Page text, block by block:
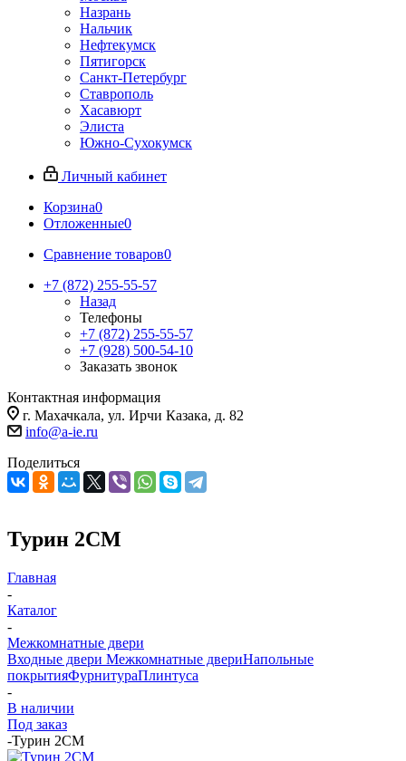
Назрань
Нальчик
Нефтекумск
Пятигорск
Санкт-Петербург
Ставрополь
Хасавюрт
Элиста
Южно-Сухокумск
Личный кабинет
Корзина0
Отложенные0
Сравнение товаров0
+7 (872) 255-55-57
Назад
Телефоны
+7 (872) 255-55-57
+7 (928) 500-54-10
Заказать звонок
Контактная информация
г. Махачкала, ул. Ирчи Казака, д. 82
info@a-ie.ru
Поделиться
Турин 2СМ
Главная
-
Каталог
-
Межкомнатные двери
Входные двери Межкомнатные двериНапольные
покрытияФурнитураПлинтуса
-
В наличии
Под заказ
-Турин 2СМ